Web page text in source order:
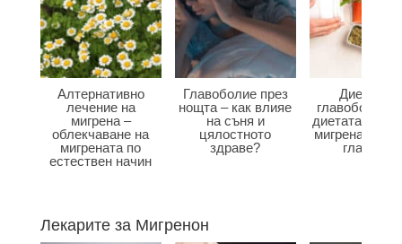
Алтернативно
лечение на
мигрена –
облекчаване на
мигрената по
естествен начин
Главоболие през
нощта – как влияе
на съня и
цялостното
здраве?
Диета при
главоболие –
диетата
мигрена и
главата?
Лекарите за Мигренон